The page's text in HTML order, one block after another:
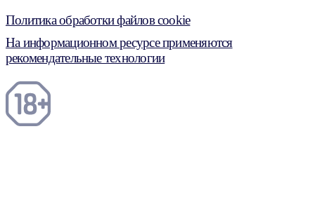
Политика обработки файлов cookie
На информационном ресурсе применяются
рекомендательные технологии